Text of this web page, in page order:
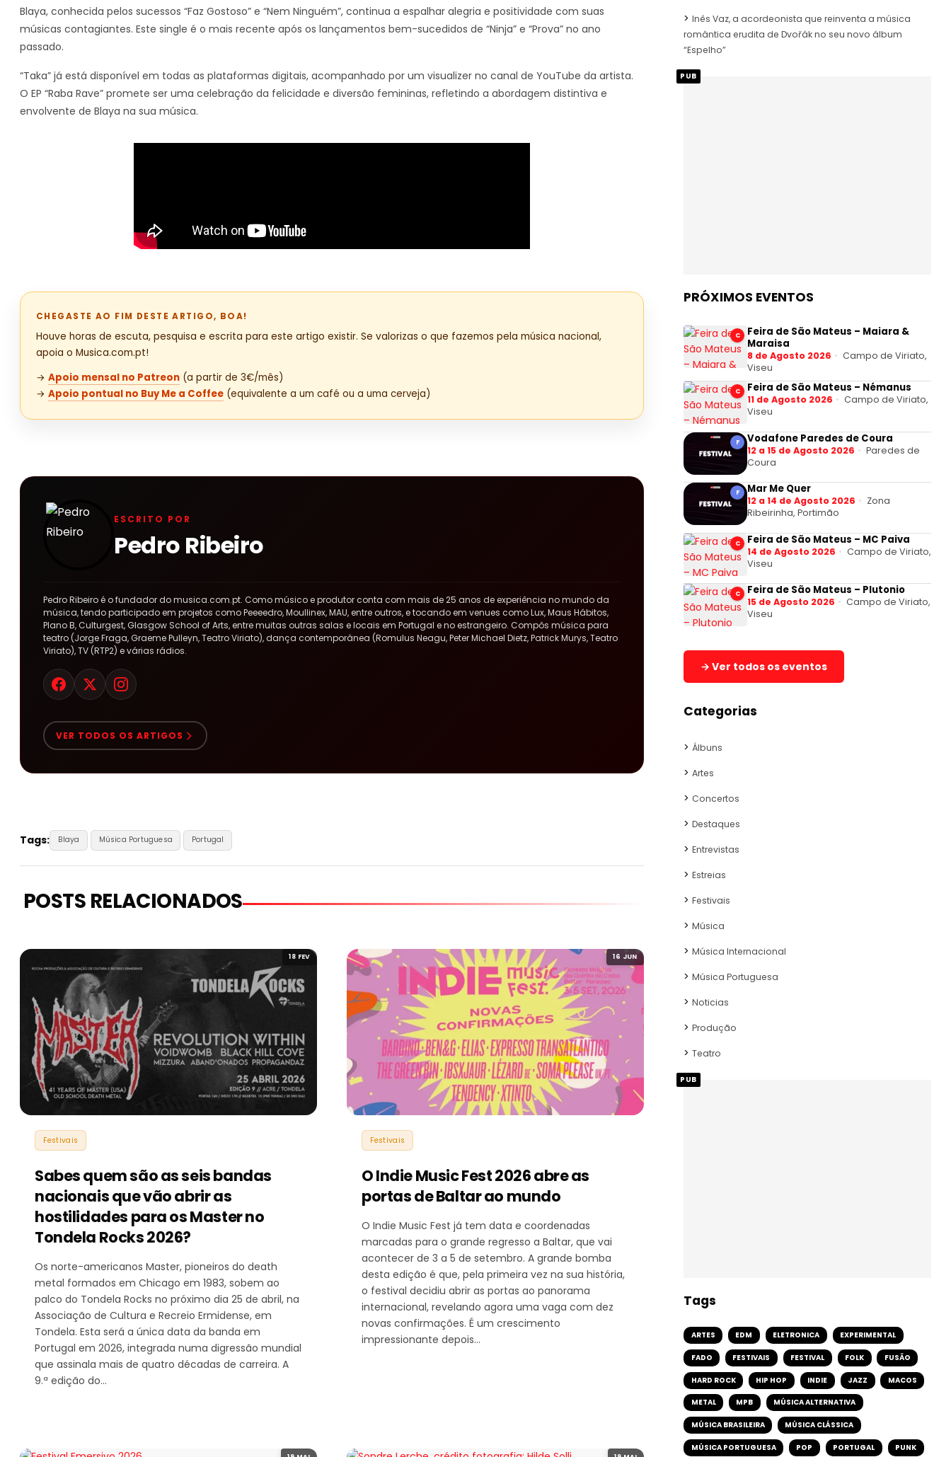
Blaya, conhecida pelos sucessos “Faz Gostoso” e “Nem Ninguém”, continua a espalhar alegria e positividade com suas
músicas contagiantes. Este single é o mais recente após os lançamentos bem-sucedidos de “Ninja” e “Prova” no ano
passado.
“Taka” já está disponível em todas as plataformas digitais, acompanhado por um visualizer no canal de YouTube da artista.
O EP “Raba Rave” promete ser uma celebração da felicidade e diversão femininas, refletindo a abordagem distintiva e
envolvente de Blaya na sua música.
CHEGASTE AO FIM DESTE ARTIGO, BOA!
Houve horas de escuta, pesquisa e escrita para este artigo existir. Se valorizas o que fazemos pela música nacional,
apoia o Musica.com.pt!
→ Apoio mensal no Patreon (a partir de 3€/mês)
→ Apoio pontual no Buy Me a Coffee (equivalente a um café ou a uma cerveja)
ESCRITO POR
Pedro Ribeiro
Pedro Ribeiro é o fundador do musica.com.pt. Como músico e produtor conta com mais de 25 anos de experiência no mundo da
música, tendo participado em projetos como Peeeedro, Moullinex, MAU, entre outros, e tocando em venues como Lux, Maus Hábitos,
Plano B, Culturgest, Glasgow School of Arts, entre muitas outras salas e locais em Portugal e no estrangeiro. Compôs música para
teatro (Jorge Fraga, Graeme Pulleyn, Teatro Viriato), dança contemporânea (Romulus Neagu, Peter Michael Dietz, Patrick Murys, Teatro
Viriato), TV (RTP2) e várias rádios.
VER TODOS OS ARTIGOS
Tags: Blaya Música Portuguesa Portugal
POSTS RELACIONADOS
18 FEV
Festivais
Sabes quem são as seis bandas
nacionais que vão abrir as
hostilidades para os Master no
Tondela Rocks 2026?
Os norte-americanos Master, pioneiros do death
metal formados em Chicago em 1983, sobem ao
palco do Tondela Rocks no próximo dia 25 de abril, na
Associação de Cultura e Recreio Ermidense, em
Tondela. Esta será a única data da banda em
Portugal em 2026, integrada numa digressão mundial
que assinala mais de quatro décadas de carreira. A
9.ª edição do…
16 JUN
Festivais
O Indie Music Fest 2026 abre as
portas de Baltar ao mundo
O Indie Music Fest já tem data e coordenadas
marcadas para o grande regresso a Baltar, que vai
acontecer de 3 a 5 de setembro. A grande bomba
desta edição é que, pela primeira vez na sua história,
o festival decidiu abrir as portas ao panorama
internacional, revelando agora uma vaga com dez
novas confirmações. É um crescimento
impressionante depois…
Inês Vaz, a acordeonista que reinventa a música
romântica erudita de Dvořák no seu novo álbum
“Espelho”
PUB
PRÓXIMOS EVENTOS
C
Feira de São Mateus – Maiara &
Maraisa
8 de Agosto 2026
Campo de Viriato,
Viseu
C Feira de São Mateus – Némanus
11 de Agosto 2026
Campo de Viriato,
Viseu
F Vodafone Paredes de Coura
12 a 15 de Agosto 2026
Paredes de
Coura
F Mar Me Quer
12 a 14 de Agosto 2026
Zona
Ribeirinha, Portimão
C Feira de São Mateus – MC Paiva
14 de Agosto 2026
Campo de Viriato,
Viseu
C Feira de São Mateus – Plutonio
15 de Agosto 2026
Campo de Viriato,
Viseu
→ Ver todos os eventos
Categorias
Álbuns
Artes
Concertos
Destaques
Entrevistas
Estreias
Festivais
Música
Música Internacional
Música Portuguesa
Noticias
Produção
Teatro
PUB
Tags
ARTES EDM ELETRONICA EXPERIMENTAL
FADO FESTIVAIS FESTIVAL FOLK FUSÃO
HARD ROCK HIP HOP INDIE JAZZ MACOS
METAL MPB MÚSICA ALTERNATIVA
MÚSICA BRASILEIRA MÚSICA CLÁSSICA
MÚSICA PORTUGUESA POP PORTUGAL PUNK